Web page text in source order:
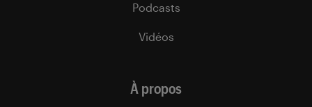
Podcasts
Vidéos
À propos